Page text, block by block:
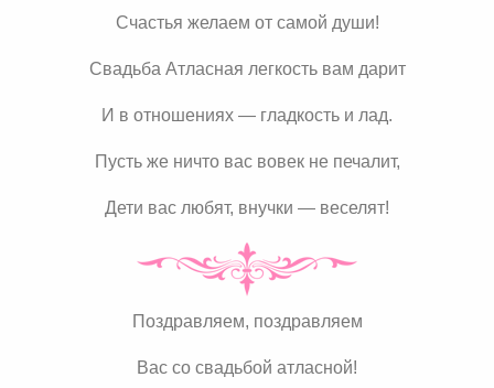
Счастья желаем от самой души!
Свадьба Атласная легкость вам дарит
И в отношениях — гладкость и лад.
Пусть же ничто вас вовек не печалит,
Дети вас любят, внучки — веселят!
Поздравляем, поздравляем
Вас со свадьбой атласной!